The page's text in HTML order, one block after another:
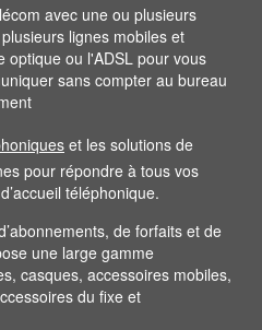
avec une ou plusieurs
lignes mobiles et
optique ou l'ADSL pour vous
sans compter au bureau
et les solutions de
pour répondre à tous vos
téléphonique.
de forfaits et de
une large gamme
casques, accessoires mobiles,
du fixe et